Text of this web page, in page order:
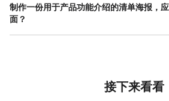
和字体种类，整个海报使用一套统一的配
体家族。最后，充分利用留白，在条目与
作。选择一个设计精良、结构清晰的模板
版和配色方案。操作时，先替换模板中的
的设计规律。许多在线设计平台（如美图
制作一份用于产品功能介绍的清单海报，
面？
制作产品功能介绍的清单海报，核心目标
觉上需要强化识别，为每个功能点搭配一
的产品截图，帮助观众快速理解。第三，
接下来看看